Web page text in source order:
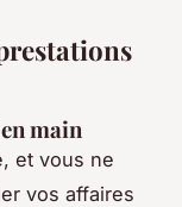
main
et vous ne
vos affaires